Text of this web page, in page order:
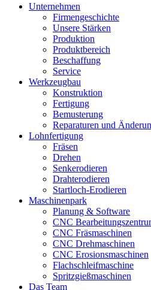
Unternehmen
Firmengeschichte
Unsere Stärken
Produktion
Produktbereich
Beschaffung
Service
Werkzeugbau
Konstruktion
Fertigung
Bemusterung
Reparaturen und
Lohnfertigung
Fräsen
Drehen
Senkerodieren
Drahterodieren
Startloch-Erodieren
Maschinenpark
Planung & Software
CNC
CNC Fräsmaschinen
CNC Drehmaschinen
CNC Erosionsmaschinen
Flachschleifmaschine
Spritzgießmaschinen
Das Team